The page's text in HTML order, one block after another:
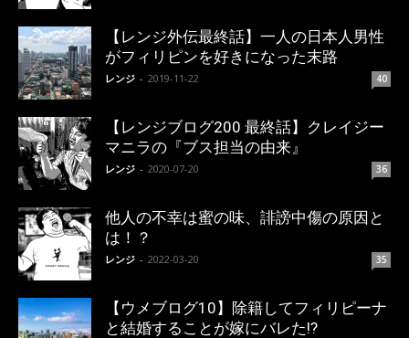
【レンジ外伝最終話】一人の日本人男性
がフィリピンを好きになった末路
レンジ - 2019-11-22 40
【レンジブログ200 最終話】クレイジー
マニラの『ブス担当の由来』
レンジ - 2020-07-20 36
他人の不幸は蜜の味、誹謗中傷の原因と
は！？
レンジ - 2022-03-20 35
【ウメブログ10】除籍してフィリピーナ
と結婚することが嫁にバレた!?